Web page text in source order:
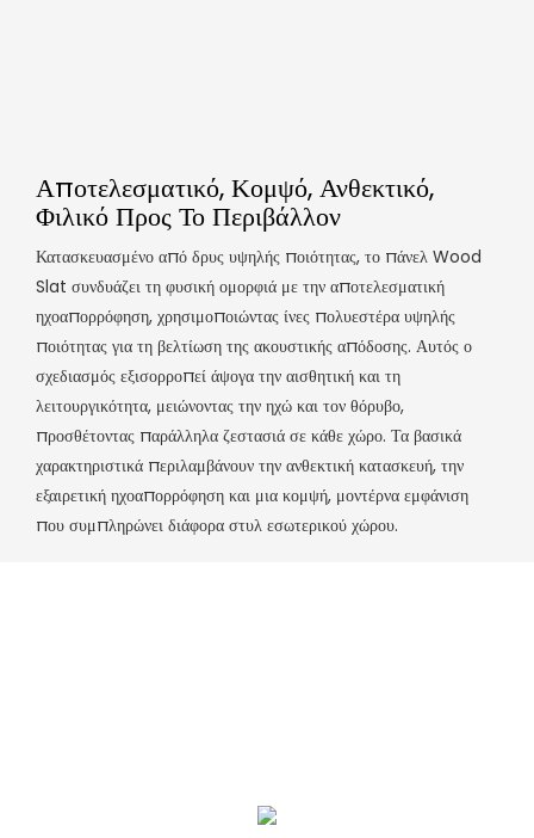
Αποτελεσματικό, Κομψό, Ανθεκτικό,
Φιλικό Προς Το Περιβάλλον
Κατασκευασμένο από δρυς υψηλής ποιότητας, το πάνελ Wood
Slat συνδυάζει τη φυσική ομορφιά με την αποτελεσματική
ηχοαπορρόφηση, χρησιμοποιώντας ίνες πολυεστέρα υψηλής
ποιότητας για τη βελτίωση της ακουστικής απόδοσης. Αυτός ο
σχεδιασμός εξισορροπεί άψογα την αισθητική και τη
λειτουργικότητα, μειώνοντας την ηχώ και τον θόρυβο,
προσθέτοντας παράλληλα ζεστασιά σε κάθε χώρο. Τα βασικά
χαρακτηριστικά περιλαμβάνουν την ανθεκτική κατασκευή, την
εξαιρετική ηχοαπορρόφηση και μια κομψή, μοντέρνα εμφάνιση
που συμπληρώνει διάφορα στυλ εσωτερικού χώρου.